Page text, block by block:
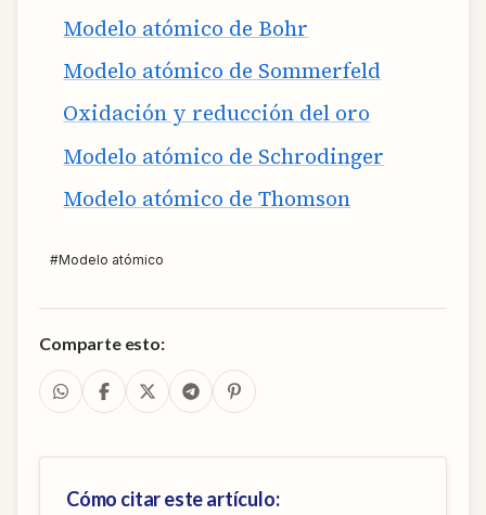
Modelo atómico de Bohr
Modelo atómico de Sommerfeld
Oxidación y reducción del oro
Modelo atómico de Schrodinger
Modelo atómico de Thomson
#Modelo atómico
Comparte esto:
Cómo citar este artículo: